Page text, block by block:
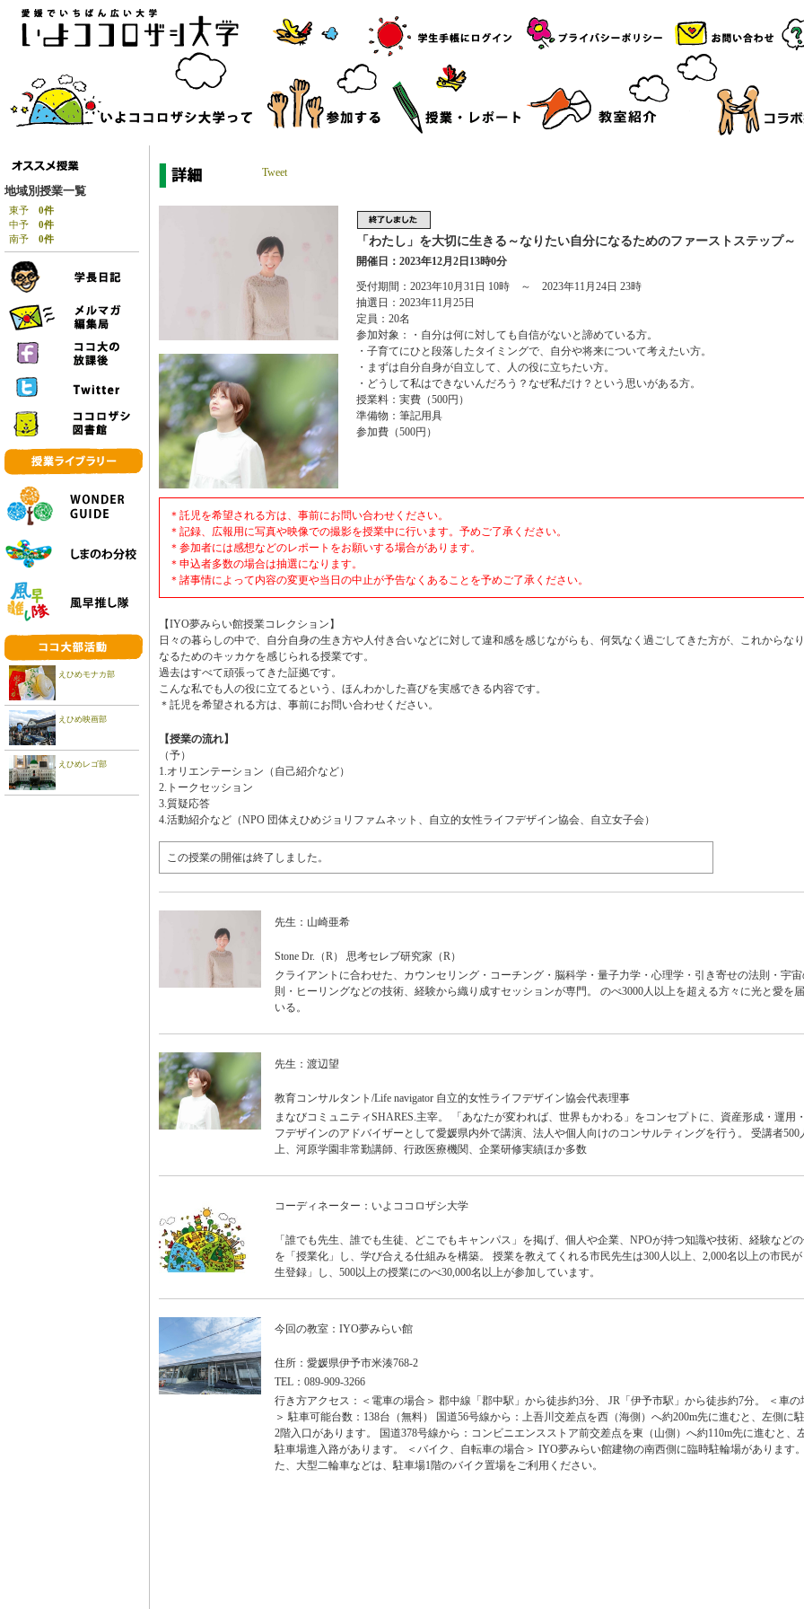
地域別授業一覧
東予 0件
中予 0件
南予 0件
えひめモナカ部
えひめ映画部
えひめレゴ部
Tweet
「わたし」を大切に生きる～なりたい自分になるためのファーストステップ～
開催日：2023年12月2日13時0分
受付期間：2023年10月31日 10時 ～ 2023年11月24日 23時
抽選日：2023年11月25日
定員：20名
参加対象：・自分は何に対しても自信がないと諦めている方。
・子育てにひと段落したタイミングで、自分や将来について考えたい方。
・まずは自分自身が自立して、人の役に立ちたい方。
・どうして私はできないんだろう？なぜ私だけ？という思いがある方。
授業料：実費（500円）
準備物：筆記用具
参加費（500円）
＊託児を希望される方は、事前にお問い合わせください。
＊記録、広報用に写真や映像での撮影を授業中に行います。予めご了承ください。
＊参加者には感想などのレポートをお願いする場合があります。
＊申込者多数の場合は抽選になります。
＊諸事情によって内容の変更や当日の中止が予告なくあることを予めご了承ください。
【IYO夢みらい館授業コレクション】
日々の暮らしの中で、自分自身の生き方や人付き合いなどに対して違和感を感じながらも、何気なく過ごしてきた方が、これからな
なるためのキッカケを感じられる授業です。
過去はすべて頑張ってきた証拠です。
こんな私でも人の役に立てるという、ほんわかした喜びを実感できる内容です。
＊託児を希望される方は、事前にお問い合わせください。
【授業の流れ】
（予）
1.オリエンテーション（自己紹介など）
2.トークセッション
3.質疑応答
4.活動紹介など（NPO 団体えひめジョリファムネット、自立的女性ライフデザイン協会、自立女子会）
この授業の開催は終了しました。
先生：山崎亜希
Stone Dr.（R） 思考セレブ研究家（R）
クライアントに合わせた、カウンセリング・コーチング・脳科学・量子力学・心理学・引き寄せの法則・宇
則・ヒーリングなどの技術、経験から織り成すセッションが専門。 のべ3000人以上を超える方々に光と愛を
いる。
先生：渡辺望
教育コンサルタント/Life navigator 自立的女性ライフデザイン協会代表理事
まなびコミュニティSHARES.主宰。 「あなたが変われば、世界もかわる」をコンセプトに、資産形成・運用
フデザインのアドバイザーとして愛媛県内外で講演、法人や個人向けのコンサルティングを行う。 受講者500
上、河原学園非常勤講師、行政医療機関、企業研修実績ほか多数
コーディネーター：いよココロザシ大学
「誰でも先生、誰でも生徒、どこでもキャンパス」を掲げ、個人や企業、NPOが持つ知識や技術、経験など
を「授業化」し、学び合える仕組みを構築。 授業を教えてくれる市民先生は300人以上、2,000名以上の市民
生登録」し、500以上の授業にのべ30,000名以上が参加しています。
今回の教室：IYO夢みらい館
住所：愛媛県伊予市米湊768-2
TEL：089-909-3266
行き方アクセス：＜電車の場合＞ 郡中線「郡中駅」から徒歩約3分、 JR「伊予市駅」から徒歩約7分。 ＜車の
＞ 駐車可能台数：138台（無料） 国道56号線から：上吾川交差点を西（海側）へ約200m先に進むと、左側に
2階入口があります。 国道378号線から：コンビニエンスストア前交差点を東（山側）へ約110m先に進むと、
駐車場進入路があります。 ＜バイク、自転車の場合＞ IYO夢みらい館建物の南西側に臨時駐輪場があります
た、大型二輪車などは、駐車場1階のバイク置場をご利用ください。